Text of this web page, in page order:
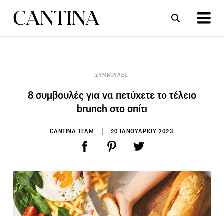
ΣΥΜΒΟΥΛΕΣ
8 συμβουλές για να πετύχετε το τέλειο
brunch στο σπίτι
CANTINA TEAM 20 ΙΑΝΟΥΑΡΙΟΥ 2023